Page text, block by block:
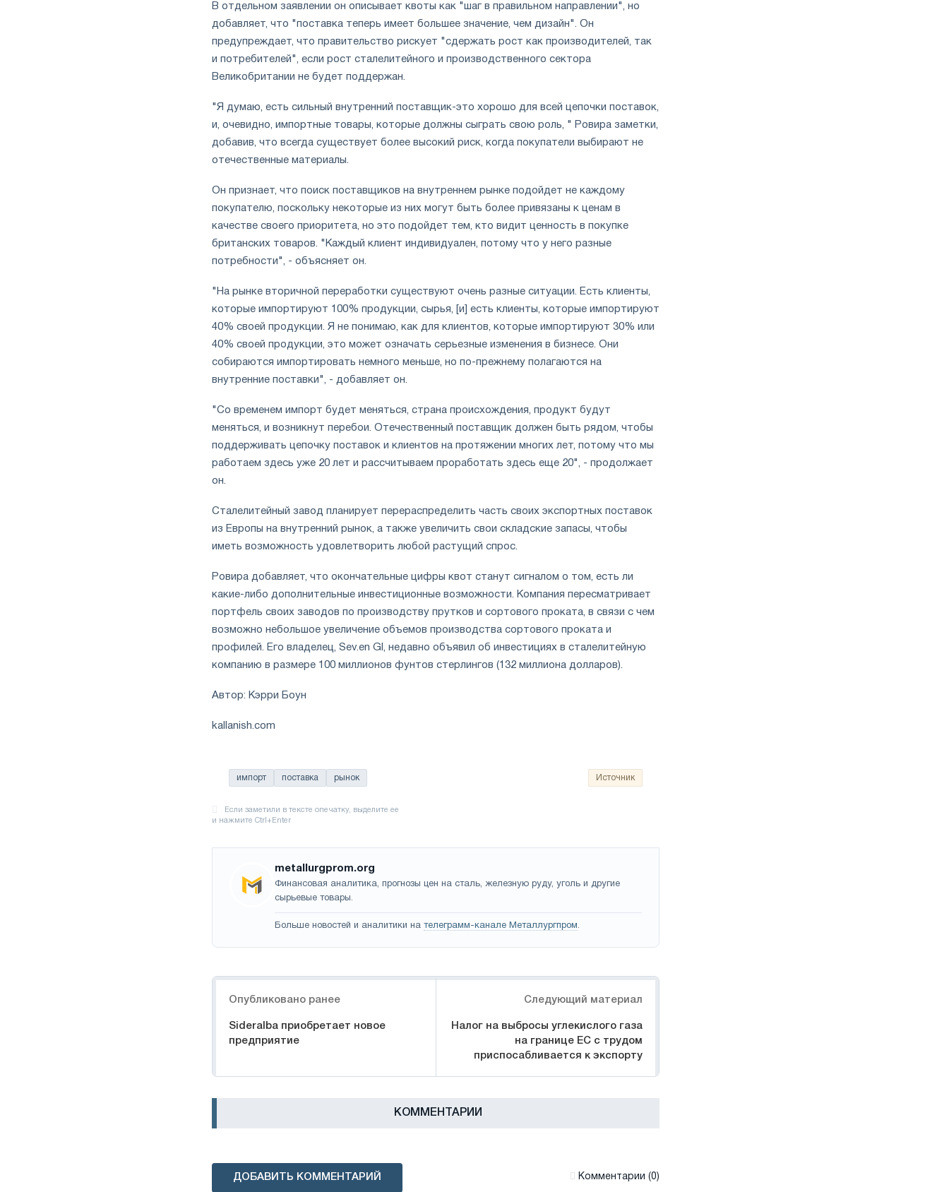
В отдельном заявлении он описывает квоты как "шаг в правильном направлении", но
добавляет, что "поставка теперь имеет большее значение, чем дизайн". Он
предупреждает, что правительство рискует "сдержать рост как производителей, так
и потребителей", если рост сталелитейного и производственного сектора
Великобритании не будет поддержан.
"Я думаю, есть сильный внутренний поставщик-это хорошо для всей цепочки поставок,
и, очевидно, импортные товары, которые должны сыграть свою роль, " Ровира заметки,
добавив, что всегда существует более высокий риск, когда покупатели выбирают не
отечественные материалы.
Он признает, что поиск поставщиков на внутреннем рынке подойдет не каждому
покупателю, поскольку некоторые из них могут быть более привязаны к ценам в
качестве своего приоритета, но это подойдет тем, кто видит ценность в покупке
британских товаров. "Каждый клиент индивидуален, потому что у него разные
потребности", - объясняет он.
"На рынке вторичной переработки существуют очень разные ситуации. Есть клиенты,
которые импортируют 100% продукции, сырья, [и] есть клиенты, которые импортируют
40% своей продукции. Я не понимаю, как для клиентов, которые импортируют 30% или
40% своей продукции, это может означать серьезные изменения в бизнесе. Они
собираются импортировать немного меньше, но по-прежнему полагаются на
внутренние поставки", - добавляет он.
"Со временем импорт будет меняться, страна происхождения, продукт будут
меняться, и возникнут перебои. Отечественный поставщик должен быть рядом, чтобы
поддерживать цепочку поставок и клиентов на протяжении многих лет, потому что мы
работаем здесь уже 20 лет и рассчитываем проработать здесь еще 20", - продолжает
он.
Сталелитейный завод планирует перераспределить часть своих экспортных поставок
из Европы на внутренний рынок, а также увеличить свои складские запасы, чтобы
иметь возможность удовлетворить любой растущий спрос.
Ровира добавляет, что окончательные цифры квот станут сигналом о том, есть ли
какие-либо дополнительные инвестиционные возможности. Компания пересматривает
портфель своих заводов по производству прутков и сортового проката, в связи с чем
возможно небольшое увеличение объемов производства сортового проката и
профилей. Его владелец, Sev.en GI, недавно объявил об инвестициях в сталелитейную
компанию в размере 100 миллионов фунтов стерлингов (132 миллиона долларов).
Автор: Кэрри Боун
kallanish.com
импорт поставка рынок Источник
metallurgprom.org
Финансовая аналитика, прогнозы цен на сталь, железную руду, уголь и другие
сырьевые товары.
Больше новостей и аналитики на телеграмм-канале Металлургпром.
Опубликовано ранее
Sideralba приобретает новое
предприятие
Следующий материал
Налог на выбросы углекислого газа
на границе ЕС с трудом
приспосабливается к экспорту
КОММЕНТАРИИ
ДОБАВИТЬ КОММЕНТАРИЙ Комментарии (0)